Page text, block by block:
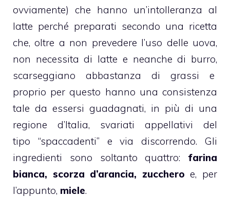
ovviamente) che hanno un’intolleranza al
latte perché preparati secondo una ricetta
che, oltre a non prevedere l’uso delle uova,
non necessita di latte e neanche di burro,
scarseggiano abbastanza di grassi e
proprio per questo hanno una consistenza
tale da essersi guadagnati, in più di una
regione d’Italia, svariati appellativi del
tipo “spaccadenti” e via discorrendo. Gli
ingredienti sono soltanto quattro: farina
bianca, scorza d’arancia, zuccheroe, per
l’appunto, miele.